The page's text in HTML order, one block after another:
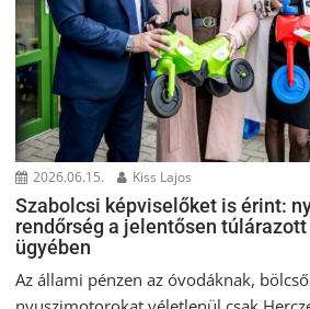
2026.06.15. Kiss Lajos
Szabolcsi képviselőket is érint:
rendőrség a jelentősen
ügyében
Az állami pénzen az óvodáknak,